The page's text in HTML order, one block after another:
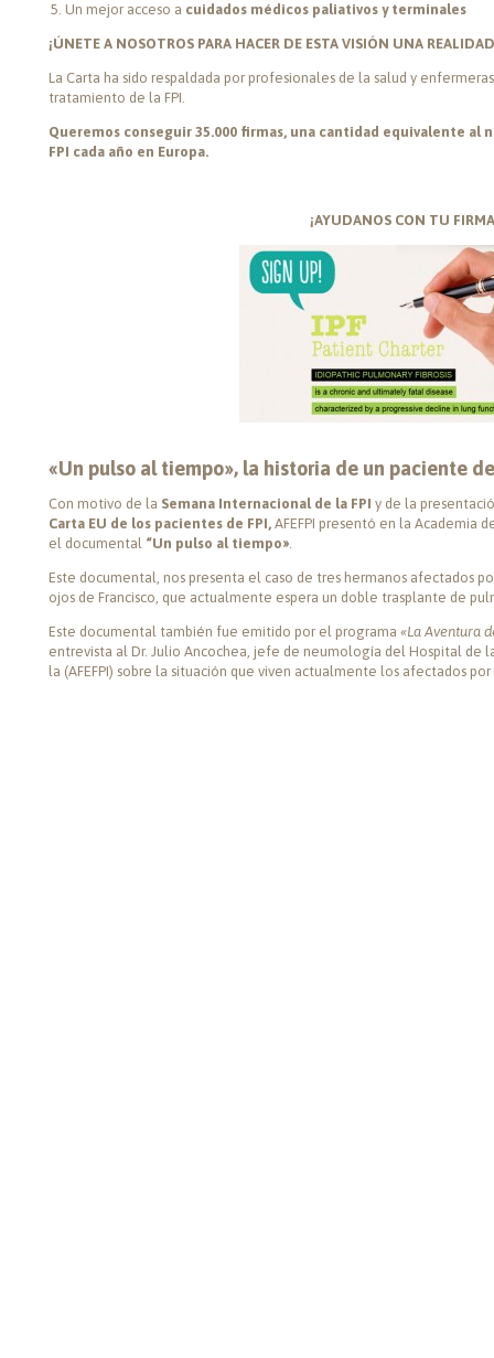
Un mejor acceso a cuidados médicos paliativos y terminales
¡ÚNETE A NOSOTROS PARA HACER DE ESTA VISIÓN UNA
La Carta ha sido respaldada por profesionales de la salud y
tratamiento de la FPI.
Queremos conseguir 35.000 firmas, una cantidad equivalente al
FPI cada año en Europa.
¡AYUDANOS CON TU
«Un pulso al tiempo», la historia de un paciente
Con motivo de la Semana Internacional de la FPI y de la
Carta EU de los pacientes de FPI, AFEFPI presentó en la Academia
el documental “Un pulso al tiempo».
Este documental, nos presenta el caso de tres hermanos afectados
ojos de Francisco, que actualmente espera un doble trasplante de
Este documental también fue emitido por el programa «La Aventura
entrevista al Dr. Julio Ancochea, jefe de neumología del Hospital de
la (AFEFPI) sobre la situación que viven actualmente los afectados por